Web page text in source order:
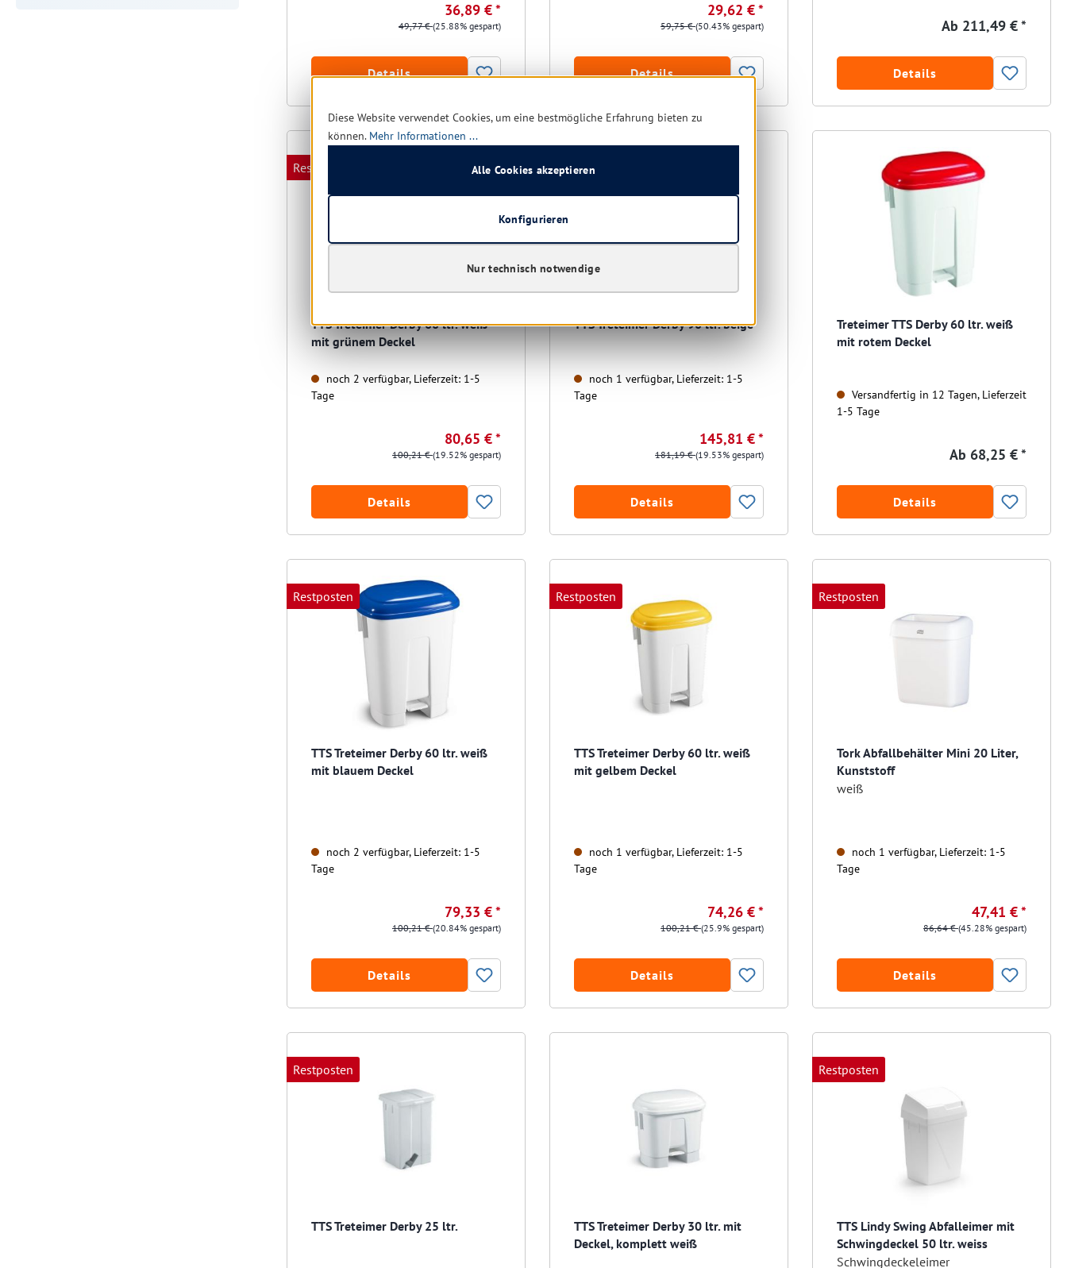
36,89 € *
49,77 €(25.88% gespart)
Details
29,62 € *
59,75 €(50.43% gespart)
Details
Ab 211,49 € *
Details
Restposten
TTS Treteimer Derby 60 ltr. weiß
mit grünem Deckel
noch 2 verfügbar, Lieferzeit: 1-5
Tage
80,65 € *
100,21 €(19.52% gespart)
Details
Restposten
TTS Treteimer Derby 90 ltr. beige
noch 1 verfügbar, Lieferzeit: 1-5
Tage
145,81 € *
181,19 €(19.53% gespart)
Details
Treteimer TTS Derby 60 ltr. weiß
mit rotem Deckel
Versandfertig in 12 Tagen, Lieferzeit
1-5 Tage
Ab 68,25 € *
Details
Restposten
TTS Treteimer Derby 60 ltr. weiß
mit blauem Deckel
noch 2 verfügbar, Lieferzeit: 1-5
Tage
79,33 € *
100,21 €(20.84% gespart)
Details
Restposten
TTS Treteimer Derby 60 ltr. weiß
mit gelbem Deckel
noch 1 verfügbar, Lieferzeit: 1-5
Tage
74,26 € *
100,21 €(25.9% gespart)
Details
Restposten
Tork Abfallbehälter Mini 20 Liter,
Kunststoff
weiß
noch 1 verfügbar, Lieferzeit: 1-5
Tage
47,41 € *
86,64 €(45.28% gespart)
Details
Restposten
TTS Treteimer Derby 25 ltr.
TTS Treteimer Derby 30 ltr. mit
Deckel, komplett weiß
Restposten
TTS Lindy Swing Abfalleimer mit
Schwingdeckel 50 ltr. weiss
Schwingdeckeleimer
Diese Website verwendet Cookies, um eine bestmögliche Erfahrung bieten zu
können. Mehr Informationen ...
Nur technisch notwendige
Konfigurieren
Alle Cookies akzeptieren